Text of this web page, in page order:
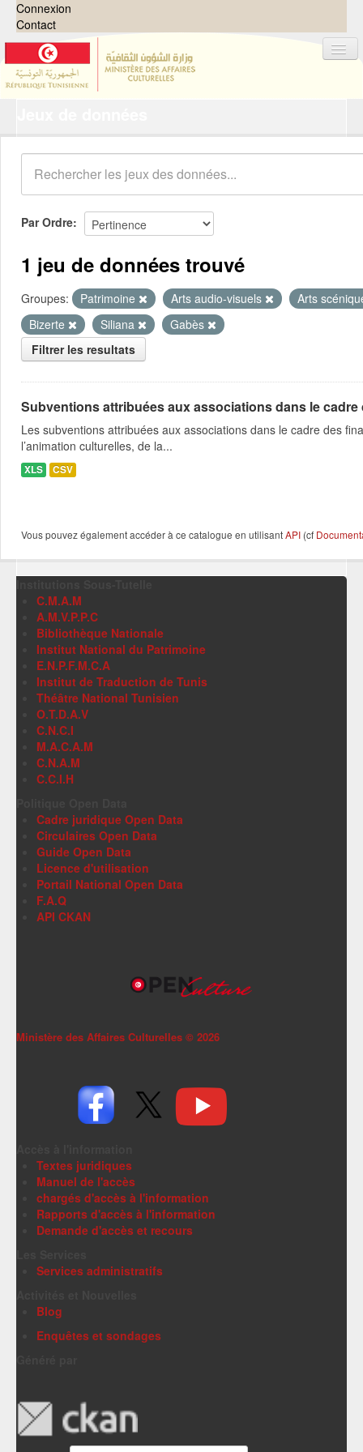
Connexion
Contact
Organisations
Groupes
Demandes 0
À propos
Par Ordre
1 jeu de données trouvé
Groupes: Patrimoine Arts audio-visuels
Arts
Bizerte
Siliana
Gabès
Filtrer les resultats
Subventions attribuées aux associations dans le
Les subventions attribuées aux associations dans le cadre des
l’animation culturelles, de la...
XLS CSV
Vous pouvez également accéder à ce catalogue en utilisantAPI (cf
C.M.A.M
A.M.V.P.P.C
Bibliothèque Nationale
Institut National du Patrimoine
E.N.P.F.M.C.A
Institut de Traduction de Tunis
Théâtre National Tunisien
O.T.D.A.V
C.N.C.I
M.A.C.A.M
C.N.A.M
C.C.I.H
Cadre juridique Open Data
Circulaires Open Data
Guide Open Data
Licence d'utilisation
Portail National Open Data
F.A.Q
API CKAN
Ministère des Affaires Culturelles © 2026
Textes juridiques
Manuel de l'accès
chargés d'accès à l'information
Rapports d'accès à l'information
Demande d'accès et recours
Services administratifs
Blog
Enquêtes et sondages